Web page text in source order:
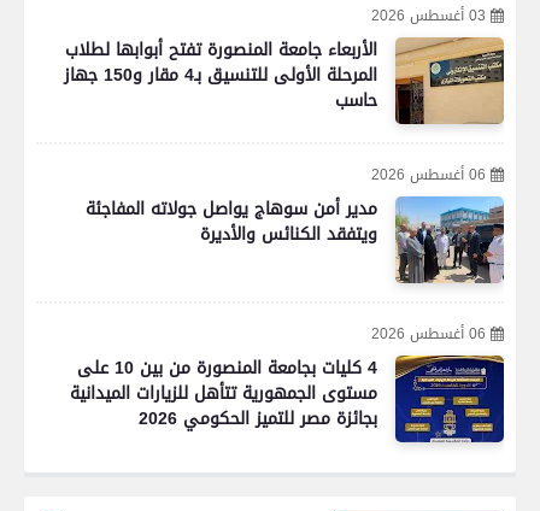
03 أغسطس 2026
الأربعاء جامعة المنصورة تفتح أبوابها لطلاب
المرحلة الأولى للتنسيق بـ4 مقار و150 جهاز
حاسب
06 أغسطس 2026
مدير أمن سوهاج يواصل جولاته المفاجئة
ويتفقد الكنائس والأديرة
06 أغسطس 2026
4 كليات بجامعة المنصورة من بين 10 على
مستوى الجمهورية تتأهل للزيارات الميدانية
بجائزة مصر للتميز الحكومي 2026